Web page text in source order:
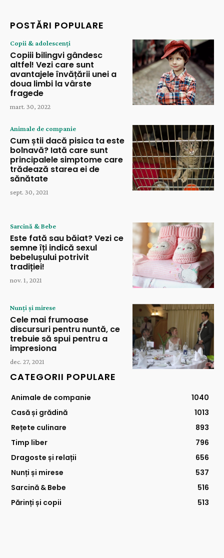
POSTĂRI POPULARE
Copii & adolescenți
Copiii bilingvi gândesc
altfel! Vezi care sunt
avantajele învățării unei a
doua limbi la vârste
fragede
mart. 30, 2022
Animale de companie
Cum știi dacă pisica ta este
bolnavă? Iată care sunt
principalele simptome care
trădează starea ei de
sănătate
sept. 30, 2021
Sarcină & Bebe
Este fată sau băiat? Vezi ce
semne îți indică sexul
bebelușului potrivit
tradiției!
nov. 1, 2021
Nunți și mirese
Cele mai frumoase
discursuri pentru nuntă, ce
trebuie să spui pentru a
impresiona
dec. 27, 2021
CATEGORII POPULARE
Animale de companie
1040
Casă și grădină
1013
Rețete culinare
893
Timp liber
796
Dragoste și relații
656
Nunți și mirese
537
Sarcină & Bebe
516
Părinți și copii
513